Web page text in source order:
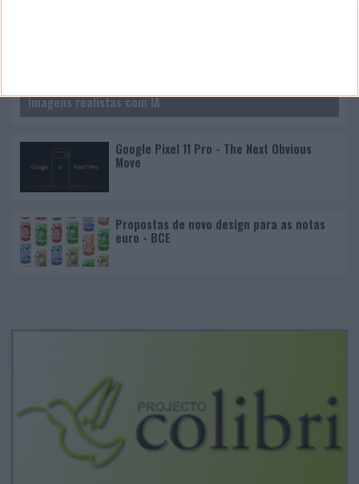
imagens realistas com IA
Google Pixel 11 Pro - The Next Obvious
Move
Propostas de novo design para as notas
euro - BCE